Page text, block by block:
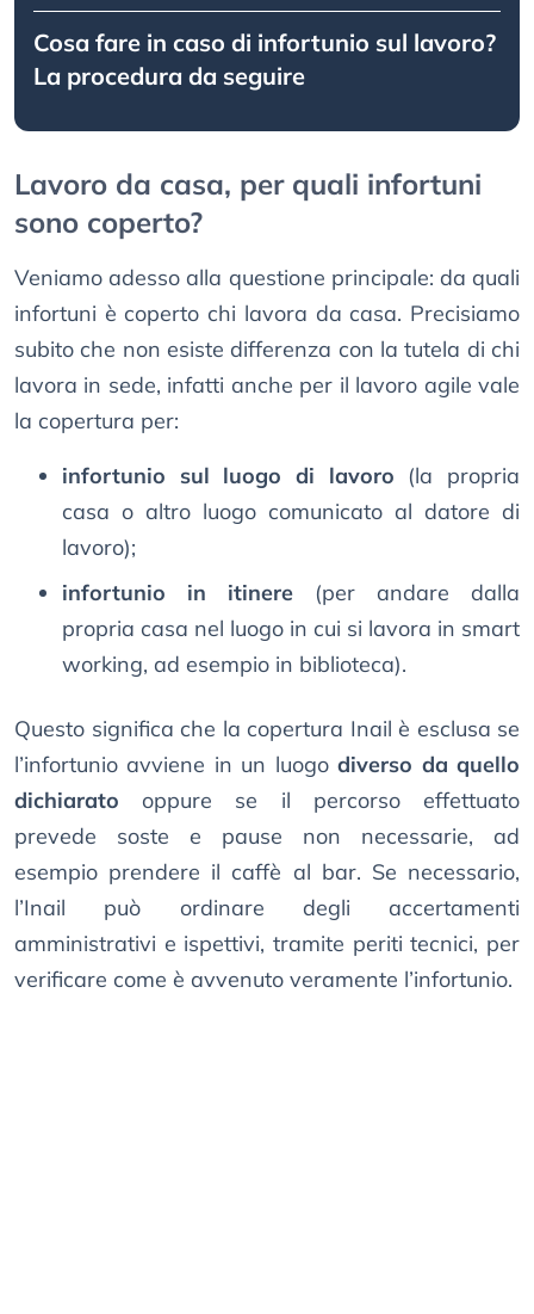
Cosa fare in caso di infortunio sul lavoro?
La procedura da seguire
Lavoro da casa, per quali infortuni
sono coperto?
Veniamo adesso alla questione principale: da quali
infortuni è coperto chi lavora da casa. Precisiamo
subito che non esiste differenza con la tutela di chi
lavora in sede, infatti anche per il lavoro agile vale
la copertura per:
infortunio sul luogo di lavoro (la propria
casa o altro luogo comunicato al datore di
lavoro);
infortunio in itinere (per andare dalla
propria casa nel luogo in cui si lavora in smart
working, ad esempio in biblioteca).
Questo significa che la copertura Inail è esclusa se
l’infortunio avviene in un luogodiverso da quello
dichiarato oppure se il percorso effettuato
prevede soste e pause non necessarie, ad
esempio prendere il caffè al bar. Se necessario,
l’Inail può ordinare degli accertamenti
amministrativi e ispettivi, tramite periti tecnici, per
verificare come è avvenuto veramente l’infortunio.